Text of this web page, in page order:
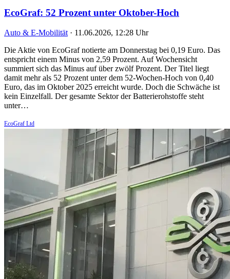
EcoGraf: 52 Prozent unter Oktober-Hoch
Auto & E-Mobilität · 11.06.2026, 12:28 Uhr
Die Aktie von EcoGraf notierte am Donnerstag bei 0,19 Euro. Das
entspricht einem Minus von 2,59 Prozent. Auf Wochensicht
summiert sich das Minus auf über zwölf Prozent. Der Titel liegt
damit mehr als 52 Prozent unter dem 52-Wochen-Hoch von 0,40
Euro, das im Oktober 2025 erreicht wurde. Doch die Schwäche ist
kein Einzelfall. Der gesamte Sektor der Batterierohstoffe steht
unter…
EcoGraf Ltd